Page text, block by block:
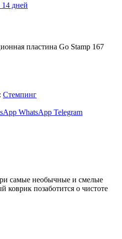
14 дней
пластина Go Stamp 167
Стемпинг
WhatsApp Telegram
самые необычные и смелые
коврик позаботится о чистоте